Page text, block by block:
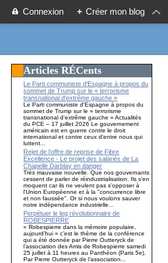
Connexion + Créer mon blog
Articles RÉCents
Le Parti communiste d'Espagne à propos du
sommet de Trump sur le « terrorisme
transnational d'extrême gauche »
Le Parti communiste d'Espagne à propos du
sommet de Trump sur le « terrorisme
transnational d'extrême gauche » Actualités
du PCE – 17 juillet 2026 Le gouvernement
américain est en guerre contre le droit
international et contre ceux d'entre nous qui
luttent...
Rejet de l’offre de reprise de Fibre
Excellence - Le projet des salariés de La
Chapelle Darblay en danger
Très mauvaise nouvelle. Que nos gouvernants
cessent de parler de réindustrialisation. Ils s'en
moquent car ils ne veulent pas s'opposer à
l'Union Européenne et à la "concurrence libre
et non faussée". Or si nous voulons sauver
notre indépendance industrielle...
Perpétuer le leg révolutionnaire de
ROBESPIERRE
« Robespierre dans la mémoire populaire,
aujourd’hui » c’est le thème de la conférence
qui a été donnée par Pierre Outteryck de
l’association des Amis de Robespierre samedi
25 juillet à 11 heures au Panthéon (Paris 5e).
Par Pierre Outteryck de l’association...